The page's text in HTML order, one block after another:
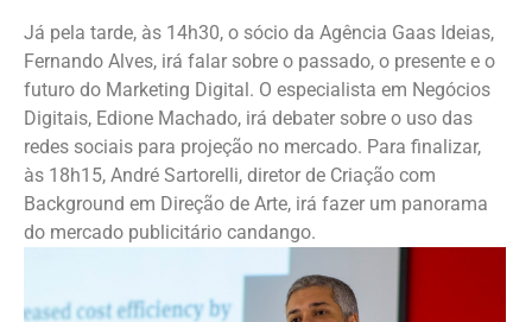
Já pela tarde, às 14h30, o sócio da Agência Gaas Ideias,
Fernando Alves, irá falar sobre o passado, o presente e o
futuro do Marketing Digital. O especialista em Negócios
Digitais, Edione Machado, irá debater sobre o uso das
redes sociais para projeção no mercado. Para finalizar,
às 18h15, André Sartorelli, diretor de Criação com
Background em Direção de Arte, irá fazer um panorama
do mercado publicitário candango.